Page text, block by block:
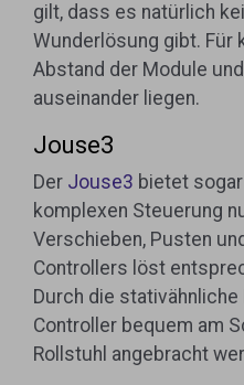
gilt, dass es natürlich
Wunderlösung gibt. Für
Abstand der Module
auseinander liegen.
Jouse3
Der Jouse3 bietet
komplexen Steuerung
Verschieben, Pusten
Controllers löst
Durch die stativähnliche
Controller bequem am
Rollstuhl angebracht